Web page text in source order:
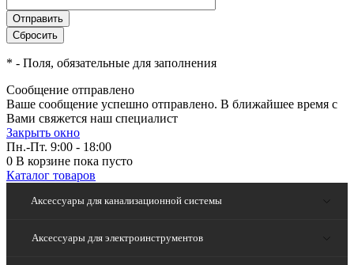
* - Поля, обязательные для заполнения
Сообщение отправлено
Ваше сообщение успешно отправлено. В ближайшее время с
Вами свяжется наш специалист
Закрыть окно
Пн.-Пт. 9:00 - 18:00
0 В корзине пока пусто
Каталог товаров
Аксессуары для канализационной системы
Аксессуары для электроинструментов